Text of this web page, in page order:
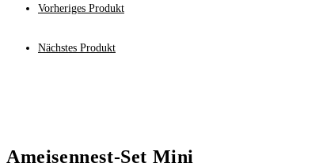
Vorheriges Produkt
Nächstes Produkt
Ameisennest-Set Mini